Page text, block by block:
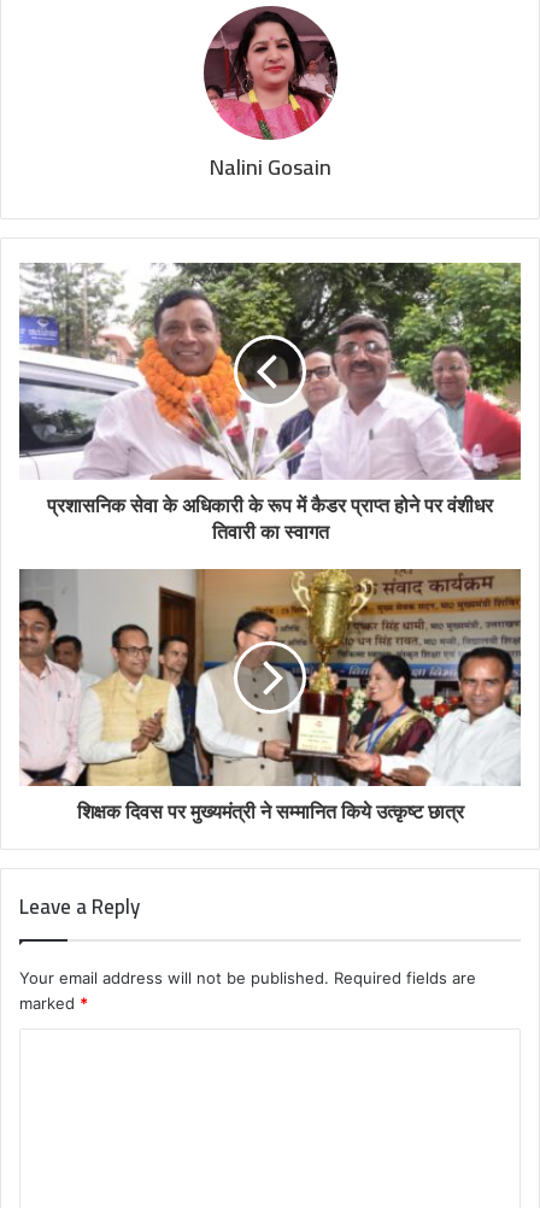
Nalini Gosain
प्रशासनिक सेवा के अधिकारी के रूप में कैडर प्राप्त होने पर वंशीधर
तिवारी का स्वागत
शिक्षक दिवस पर मुख्यमंत्री ने सम्मानित किये उत्कृष्ट छात्र
Leave a Reply
Your email address will not be published. Required fields are
marked *